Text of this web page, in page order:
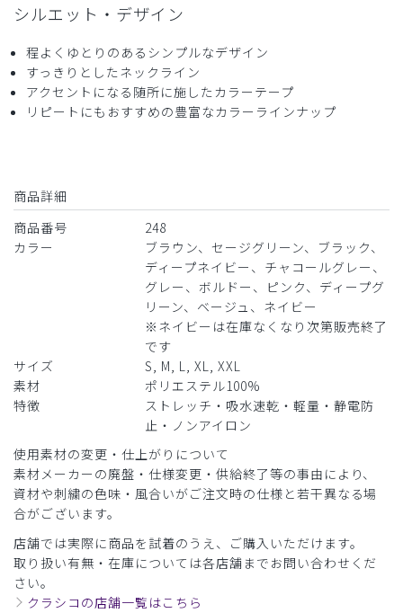
商品：248メンズ:スクラブトップス・FREE/ディープネ
役に立った 0
購入確認済み
年齢:60代 161-165cm
サイズ感
大きめ
よく伸びる
伸びない
厚い
思ったより赤みが強かった点が想像と異なりました。
248メンズ:スクラブトップス・FREE/チャコール
たつみ様
購入確認済み
2026-06-24
年齢: 40代 身長:171-175cm 体重:66-70kg
サイズ感小さめ
大きめ
ストレッチ感
厚さとても薄い
シルエット・デザイン
程よくゆとりのあるシンプルなデザイン
すっきりとしたネックライン
アクセントになる随所に施したカラーテープ
リピートにもおすすめの豊富なカラーラインナップ
商品詳細
商品番号
248
カラー
ブラウン、セージグリーン、ブラック、
ディープネイビー、チャコールグレー、
グレー、ボルドー、ピンク、ディープグ
リーン、ベージュ、ネイビー
※ネイビーは在庫なくなり次第販売終了
です
サイズ
S, M, L, XL, XXL
素材
ポリエステル100%
特徴
ストレッチ・吸水速乾・軽量・静電防
止・ノンアイロン
使用素材の変更・仕上がりについて
素材メーカーの廃盤・仕様変更・供給終了等の事由により、
資材や刺繍の色味・風合いがご注文時の仕様と若干異なる場
合がございます。
店舗では実際に商品を試着のうえ、ご購入いただけます。
取り扱い有無・在庫については各店舗までお問い合わせくだ
さい。
クラシコの店舗一覧はこちら